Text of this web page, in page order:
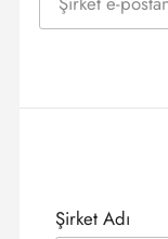
Şirket Adı